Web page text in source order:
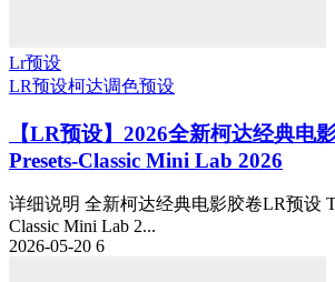
Lr预设
LR预设柯达调色预设
【LR预设】2026全新柯达经典电
Presets-Classic Mini Lab 2026
详细说明 全新柯达经典电影胶卷LR预设
Classic Mini Lab 2...
2026-05-20 6